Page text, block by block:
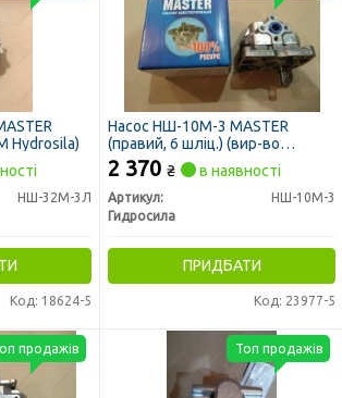
Hydrosila)
НШ-32М-3Л
Код: 18624-5
Насос НШ-10М-3 MASTER
(правий, 6 шліц.) (вир-во
Гідросила)
2 370 ₴ в наявності
Артикул:
НШ-10М-3
Гидросила
ПРИДБАТИ
Код: 23977-5
продажів Топ продажів